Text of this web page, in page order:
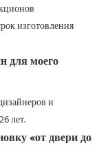
изготовления
для моего
и
лет.
«от двери до